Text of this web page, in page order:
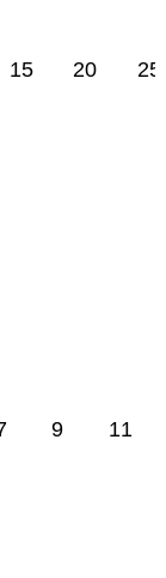
15 20 25
9 11